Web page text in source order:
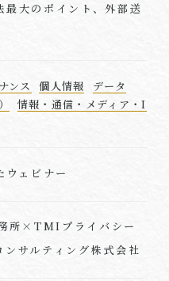
最大のポイント、外部送
ンス 個人情報
データ
情報・通信・メディア・I
ェビナー
所×TMIプライバシー
ンサルティング株式会社